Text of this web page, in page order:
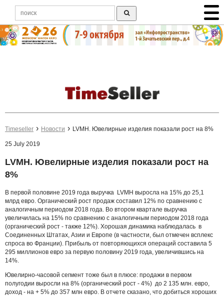
Timeseller Новости LVMH. Ювелирные изделия показали рост на 8%
25 July 2019
LVMH. Ювелирные изделия показали рост на
8%
В первой половине 2019 года выручка LVMH выросла на 15% до 25,1
млрд евро. Органический рост продаж составил 12% по сравнению с
аналогичным периодом 2018 года. Во втором квартале выручка
увеличилась на 15% по сравнению с аналогичным периодом 2018 года
(органический рост - также 12%). Хорошая динамика наблюдалась в
Соединенных Штатах, Азии и Европе (в частности, был отмечен всплекс
спроса во Франции). Прибыль от повторяющихся операций составила 5
295 миллионов евро за первую половину 2019 года, увеличившись на
14%.
Ювелирно-часовой сегмент тоже был в плюсе: продажи в первом
полугодии выросли на 8% (органический рост - 4%) до 2 135 млн. евро,
доход - на + 5% до 357 млн евро. В отчете сказано, что добиться хороших